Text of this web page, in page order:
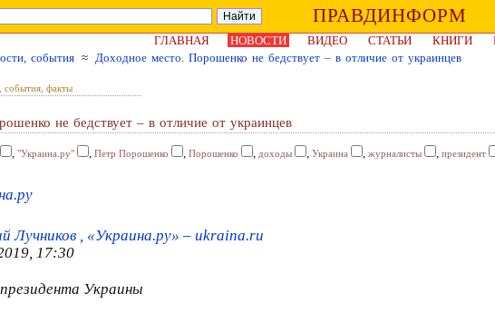
ПРАВДИНФОРМ
ГЛАВНАЯ
НОВОСТИ ВИДЕО СТАТЬИ КНИГИ
события ≈ Доходное место. Порошенко не бедствует – в отличие от украинцев
события, факты
не бедствует – в отличие от украинцев
, "Украина.ру" , Петр Порошенко , Порошенко , доходы , Украина , журналисты , президент
Лучников , «Украина.ру» – ukraina.ru
17:30
Украины